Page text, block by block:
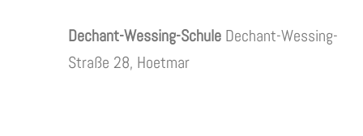
Juni
2026
Dechant-Wessing-Schule Dechant-Wessing-
Straße 28, Hoetmar